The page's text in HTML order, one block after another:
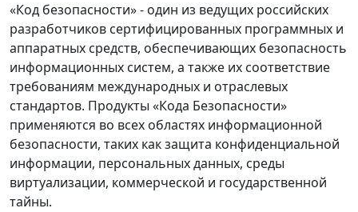
«Код безопасности» - один из ведущих российских
разработчиков сертифицированных программных и
аппаратных средств, обеспечивающих безопасность
информационных систем, а также их соответствие
требованиям международных и отраслевых
стандартов. Продукты «Кода Безопасности»
применяются во всех областях информационной
безопасности, таких как защита конфиденциальной
информации, персональных данных, среды
виртуализации, коммерческой и государственной
тайны.